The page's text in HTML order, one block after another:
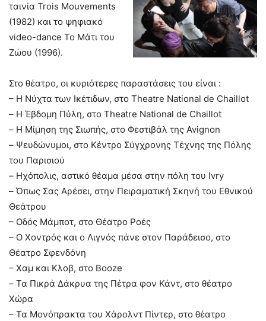
ταινία Trois Mouvements
(1982) και το ψηφιακό
video-dance Το Μάτι του
Ζώου (1996).
Στο θέατρο, οι κυριότερες παραστάσεις του είναι :
– Η Νύχτα των Ικέτιδων, στο Theatre National de Chaillot
– Η Έβδομη Πύλη, στο Theatre National de Chaillot
– Η Μίμηση της Σιωπής, στο Φεστιβάλ της Avignon
– Ψευδώνυμοι, στο Κέντρο Σύγχρονης Τέχνης της Πόλης
του Παρισιού
– Hχόπολις, αστικό θέαμα μέσα στην πόλη του Ivry
– Όπως Σας Αρέσει, στην Πειραματική Σκηνή του Εθνικού
Θεάτρου
– Οδός Μάμποτ, στο Θέατρο Ροές
– Ο Χοντρός και ο Λιγνός πάνε στον Παράδεισο, στο
Θέατρο Σφενδόνη
– Χαμ και Κλοβ, στο Booze
– Τα Πικρά Δάκρυα της Πέτρα φον Κάντ, στο θέατρο
Χώρα
– Τα Μονόπρακτα του Χάρολντ Πίντερ, στο θέατρο